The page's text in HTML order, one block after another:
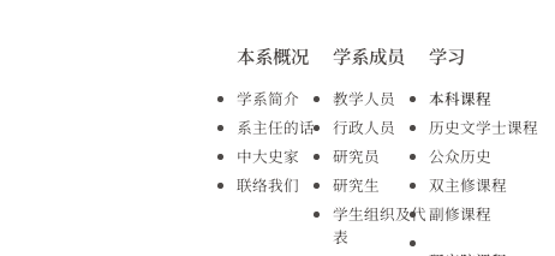
本系概况
学系简介
系主任的话
中大史家
联络我们
学系成员
教学人员
行政人员
研究员
研究生
学生组织及代
表
学习
本科课程
历史文学士课程
公众历史
双主修课程
副修课程